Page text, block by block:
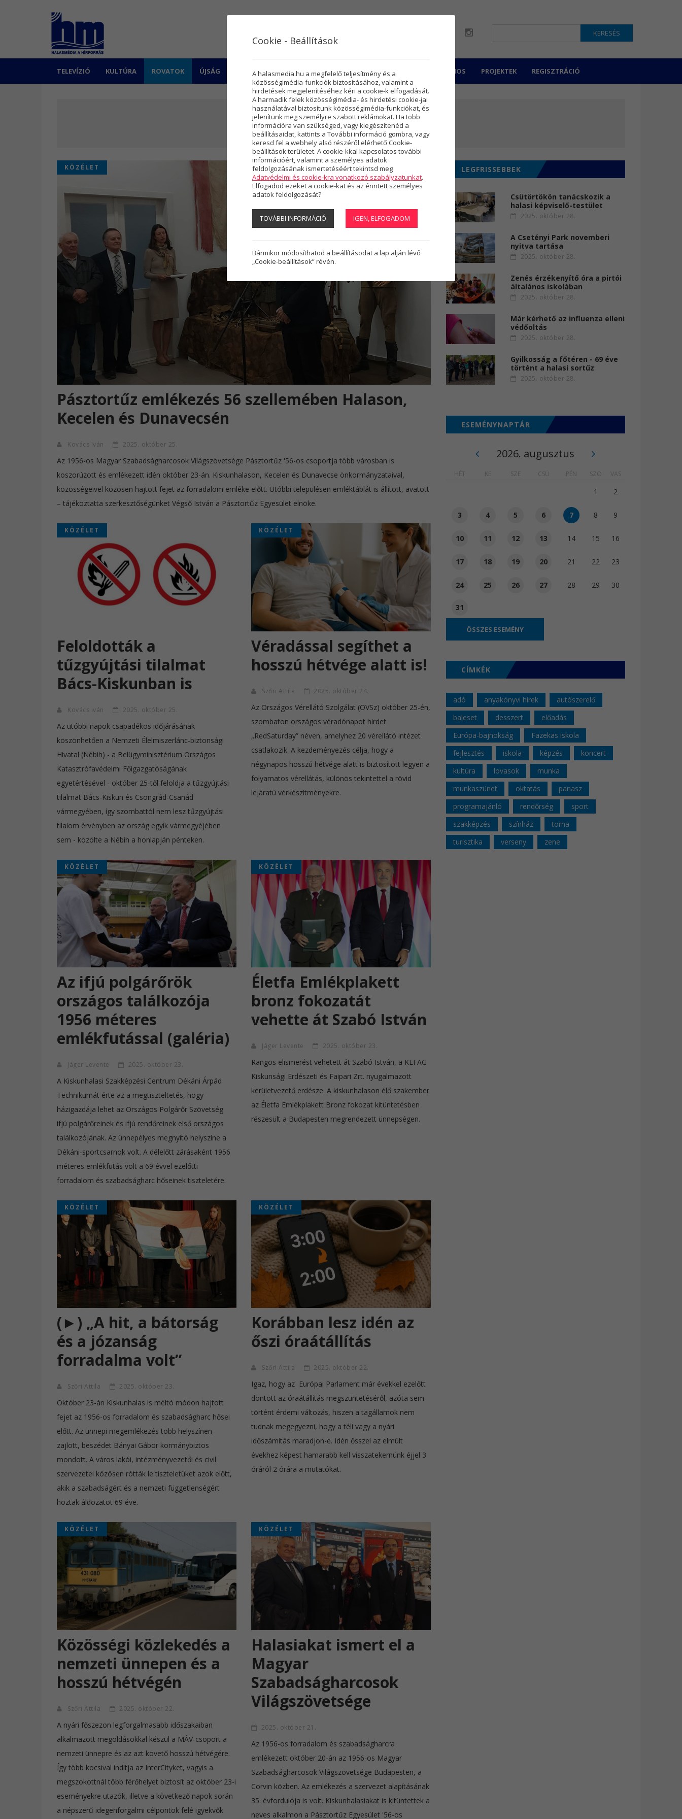
KERESÉS
TELEVÍZIÓ KULTÚRA ROVATOK ÚJSÁG VÁROSMARKETING SZOLGÁLTATÁSOK RÓLUNK HASZNOS PROJEKTEK REGISZTRÁCIÓ
Közélet
10347 CIKK
KÖZÉLET
Pásztortűz emlékezés 56 szellemében Halason,
Kecelen és Dunavecsén
Kovács Iván 2025. október 25.
Az 1956-os Magyar Szabadságharcosok Világszövetsége Pásztortűz '56-os csoportja több városban is
koszorúzott és emlékezett idén október 23-án. Kiskunhalason, Kecelen és Dunavecse önkormányzataival,
közösségeivel közösen hajtott fejet az forradalom emléke előtt. Utóbbi településen emléktáblát is állított, avatott
– tájékoztatta szerkesztőségünket Végső István a Pásztortűz Egyesület elnöke.
KÖZÉLET
Feloldották a
tűzgyújtási tilalmat
Bács-Kiskunban is
Kovács Iván 2025. október 25.
Az utóbbi napok csapadékos időjárásának
köszönhetően a Nemzeti Élelmiszerlánc-biztonsági
Hivatal (Nébih) - a Belügyminisztérium Országos
Katasztrófavédelmi Főigazgatóságának
egyetértésével - október 25-től feloldja a tűzgyújtási
tilalmat Bács-Kiskun és Csongrád-Csanád
vármegyében, így szombattól nem lesz tűzgyújtási
tilalom érvényben az ország egyik vármegyéjében
sem - közölte a Nébih a honlapján pénteken.
KÖZÉLET
Véradással segíthet a
hosszú hétvége alatt is!
Szőri Attila 2025. október 24.
Az Országos Vérellátó Szolgálat (OVSz) október 25-én,
szombaton országos véradónapot hirdet
„RedSaturday” néven, amelyhez 20 vérellátó intézet
csatlakozik. A kezdeményezés célja, hogy a
négynapos hosszú hétvége alatt is biztosított legyen a
folyamatos vérellátás, különös tekintettel a rövid
lejáratú vérkészítményekre.
KÖZÉLET
Az ifjú polgárőrök
országos találkozója
1956 méteres
emlékfutással (galéria)
Jáger Levente 2025. október 23.
A Kiskunhalasi Szakképzési Centrum Dékáni Árpád
Technikumát érte az a megtiszteltetés, hogy
házigazdája lehet az Országos Polgárőr Szövetség
ifjú polgárőreinek és ifjú rendőreinek első országos
találkozójának. Az ünnepélyes megnyitó helyszíne a
Dékáni-sportcsarnok volt. A délelőtt zárásaként 1956
méteres emlékfutás volt a 69 évvel ezelőtti
forradalom és szabadságharc hőseinek tiszteletére.
KÖZÉLET
Életfa Emlékplakett
bronz fokozatát
vehette át Szabó István
Jáger Levente 2025. október 23.
Rangos elismerést vehetett át Szabó István, a KEFAG
Kiskunsági Erdészeti és Faipari Zrt. nyugalmazott
kerületvezető erdésze. A kiskunhalason élő szakember
az Életfa Emlékplakett Bronz fokozat kitüntetésben
részesült a Budapesten megrendezett ünnepségen.
KÖZÉLET
(►) „A hit, a bátorság
és a józanság
forradalma volt”
Szőri Attila 2025. október 23.
Október 23-án Kiskunhalas is méltó módon hajtott
fejet az 1956-os forradalom és szabadságharc hősei
előtt. Az ünnepi megemlékezés több helyszínen
zajlott, beszédet Bányai Gábor kormánybiztos
mondott. A város lakói, intézményvezetői és civil
szervezetei közösen rótták le tiszteletüket azok előtt,
akik a szabadságért és a nemzeti függetlenségért
hoztak áldozatot 69 éve.
KÖZÉLET
Korábban lesz idén az
őszi óraátállítás
Szőri Attila 2025. október 22.
Igaz, hogy az Európai Parlament már évekkel ezelőtt
döntött az óraátállítás megszüntetéséről, azóta sem
történt érdemi változás, hiszen a tagállamok nem
tudnak megegyezni, hogy a téli vagy a nyári
időszámítás maradjon-e. Idén ősszel az elmúlt
évekhez képest hamarabb kell visszatekernünk éjjel 3
óráról 2 órára a mutatókat.
KÖZÉLET
Közösségi közlekedés a
nemzeti ünnepen és a
hosszú hétvégén
Szőri Attila 2025. október 22.
A nyári főszezon legforgalmasabb időszakaiban
alkalmazott megoldásokkal készül a MÁV-csoport a
nemzeti ünnepre és az azt követő hosszú hétvégére.
Így több kocsival indítja az InterCityket, vagyis a
megszokottnál több férőhelyet biztosít az október 23-i
eseményekre utazók, illetve a következő napok során
a népszerű idegenforgalmi célpontok felé igyekvők
KÖZÉLET
Halasiakat ismert el a
Magyar
Szabadságharcosok
Világszövetsége
2025. október 21.
Az 1956-os forradalom és szabadságharcra
emlékezett október 20-án az 1956-os Magyar
Szabadságharcosok Világszövetsége Budapesten, a
Corvin közben. Az emlékezés a szervezet alapításának
35. évfordulója is volt. Kiskunhalasiakat is kitüntettek a
neves alkalmon a Pásztortűz Egyesület '56-os
LEGFRISSEBBEK
Csütörtökön tanácskozik a
halasi képviselő-testület
2025. október 28.
A Csetényi Park novemberi
nyitva tartása
2025. október 28.
Zenés érzékenyítő óra a pirtói
általános iskolában
2025. október 28.
Már kérhető az influenza elleni
védőoltás
2025. október 28.
Gyilkosság a főtéren - 69 éve
történt a halasi sortűz
2025. október 28.
ESEMÉNYNAPTÁR
2026. augusztus
HÉT KE SZE CSÜ PÉN SZO VAS
1 2
3 4 5 6 7 8 9
10 11 12 13 14 15 16
17 18 19 20 21 22 23
24 25 26 27 28 29 30
31
ÖSSZES ESEMÉNY
CÍMKÉK
adó anyakönyvi hírek
autószerelő
baleset
desszert
előadás
Európa-bajnokság
Fazekas iskola
fejlesztés
iskola képzés
koncert
kultúra
lovasok
munka
munkaszünet
oktatás
panasz
programajánló
rendőrség
sport
szakképzés
színház
torna
turisztika
verseny zene
Cookie - Beállítások
A halasmedia.hu a megfelelő teljesítmény és a
közösségimédia-funkciók biztosításához, valamint a
hirdetések megjelenítéséhez kéri a cookie-k elfogadását.
A harmadik felek közösségimédia- és hirdetési cookie-jai
használatával biztosítunk közösségimédia-funkciókat, és
jelenítünk meg személyre szabott reklámokat. Ha több
információra van szükséged, vagy kiegészítenéd a
beállításaidat, kattints a További információ gombra, vagy
keresd fel a webhely alsó részéről elérhető Cookie-
beállítások területet. A cookie-kkal kapcsolatos további
információért, valamint a személyes adatok
feldolgozásának ismertetéséért tekintsd meg
Adatvédelmi és cookie-kra vonatkozó szabályzatunkat.
Elfogadod ezeket a cookie-kat és az érintett személyes
adatok feldolgozását?
TOVÁBBI INFORMÁCIÓ IGEN, ELFOGADOM
Bármikor módosíthatod a beállításodat a lap alján lévő
„Cookie-beállítások” révén.